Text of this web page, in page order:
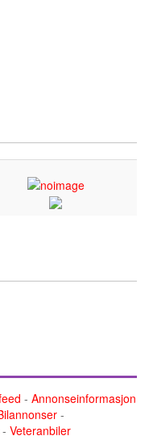
- Annonseinformasjon
-
- Veteranbiler